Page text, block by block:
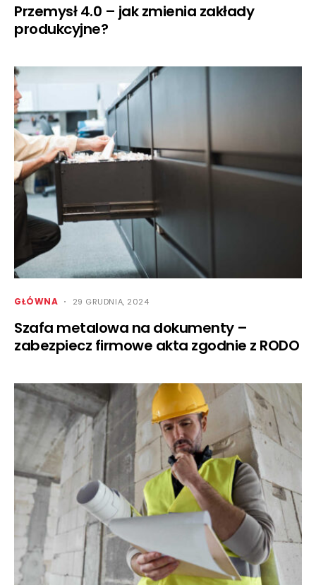
Przemysł 4.0 – jak zmienia zakłady
produkcyjne?
GŁÓWNA 29 GRUDNIA, 2024
Szafa metalowa na dokumenty –
zabezpiecz firmowe akta zgodnie z RODO